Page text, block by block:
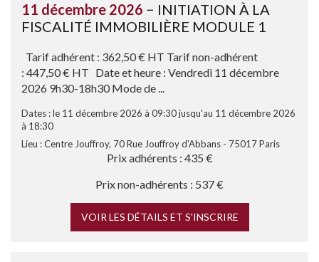
11 décembre 2026 − INITIATION À LA
FISCALITÉ IMMOBILIÈRE MODULE 1
Tarif adhérent : 362,50 € HT Tarif non-adhérent
: 447,50 € HT Date et heure : Vendredi 11 décembre
2026 9h30-18h30 Mode de ...
Dates : le 11 décembre 2026 à 09:30 jusqu'au 11 décembre 2026
à 18:30
Lieu : Centre Jouffroy, 70 Rue Jouffroy d'Abbans - 75017 Paris
Prix adhérents : 435 €
Prix non-adhérents : 537 €
VOIR LES DÉTAILS ET S'INSCRIRE